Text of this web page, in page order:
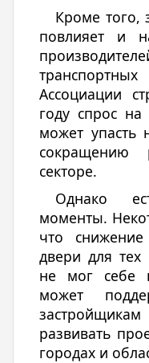
Кроме того,
повлияет и
Ассоциации
году спрос на
может упасть
секторе.
Однако
моменты.
что
двери для тех
не мог себе
может
развивать
городах и